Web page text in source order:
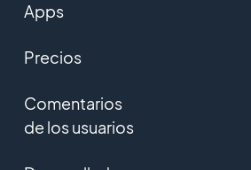
Apps
Precios
Comentarios
de los usuarios